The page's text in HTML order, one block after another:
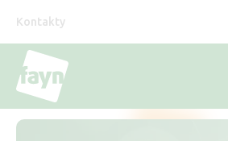
obsah
Odkazy
hlavička
Kontakty